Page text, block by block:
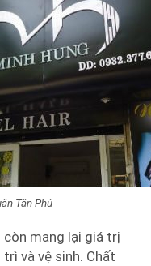
Tân Phú
còn mang lại giá trị
và vệ sinh. Chất